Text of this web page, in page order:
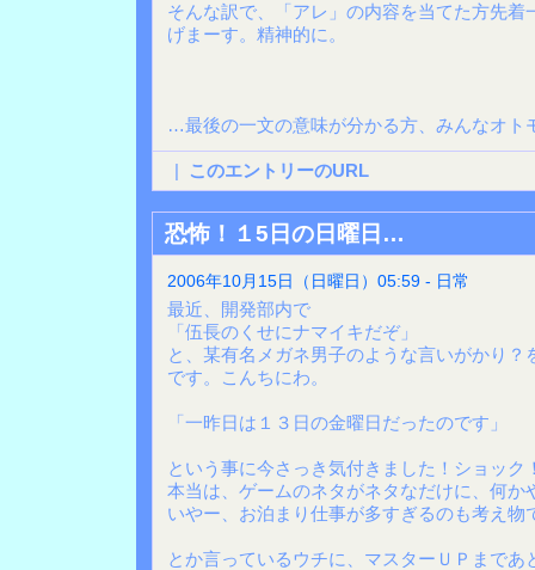
そんな訳で、「アレ」の内容を当てた方先着
げまーす。精神的に。
…最後の一文の意味が分かる方、みんなオト
| このエントリーのURL
恐怖！１5日の日曜日…
2006年10月15日（日曜日）05:59 - 日常
最近、開発部内で
「伍長のくせにナマイキだぞ」
と、某有名メガネ男子のような言いがかり？
です。こんちにわ。
「一昨日は１３日の金曜日だったのです」
という事に今さっき気付きました！ショック
本当は、ゲームのネタがネタなだけに、何
いやー、お泊まり仕事が多すぎるのも考え物
とか言っているウチに、マスターＵＰまであ